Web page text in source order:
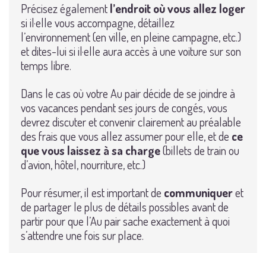
Précisez égalementl’endroit où vous allez loger
si il·elle vous accompagne, détaillez
l’environnement (en ville, en pleine campagne, etc.)
et dites-lui si il·elle aura accès à une voiture sur son
temps libre.
Dans le cas où votre Au pair décide de se joindre à
vos vacances pendant ses jours de congés, vous
devrez discuter et convenir clairement au préalable
des frais que vous allez assumer pour elle, et de ce
que vous laissez à sa charge(billets de train ou
d’avion, hôtel, nourriture, etc.)
Pour résumer, il est important de communiqueret
de partager le plus de détails possibles avant de
partir pour que l’Au pair sache exactement à quoi
s’attendre une fois sur place.